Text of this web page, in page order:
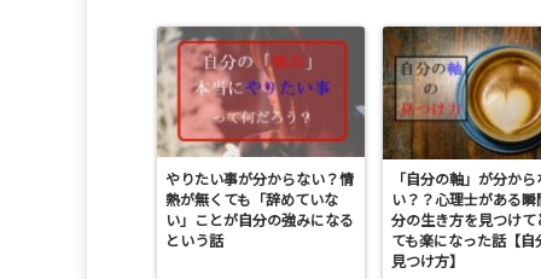
やりたい事が分からない？情
熱が無くても「辞めていな
い」ことが自分の強みになる
という話
「自分の軸」が分から
い？？心理士がある瞬
分の生き方を見つけて
ても楽になった話【自
見つけ方】